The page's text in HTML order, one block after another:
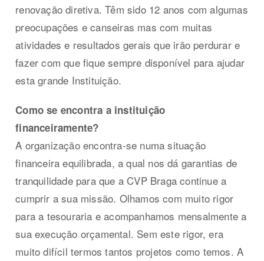
renovação diretiva. Têm sido 12 anos com algumas
preocupações e canseiras mas com muitas
atividades e resultados gerais que irão perdurar e
fazer com que fique sempre disponível para ajudar
esta grande Instituição.
Como se encontra a instituição
financeiramente?
A organização encontra-se numa situação
financeira equilibrada, a qual nos dá garantias de
tranquilidade para que a CVP Braga continue a
cumprir a sua missão. Olhamos com muito rigor
para a tesouraria e acompanhamos mensalmente a
sua execução orçamental. Sem este rigor, era
muito difícil termos tantos projetos como temos. A